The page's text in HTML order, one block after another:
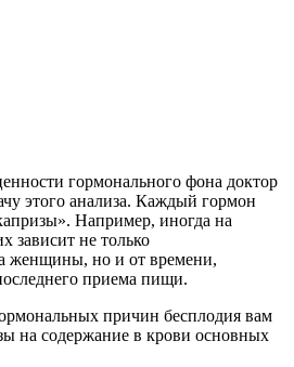
гормонального фона доктор
этого анализа. Каждый гормон
Например, иногда на
зависит не только
женщины, но и от времени,
приема пищи.
причин бесплодия вам
на содержание в крови основных